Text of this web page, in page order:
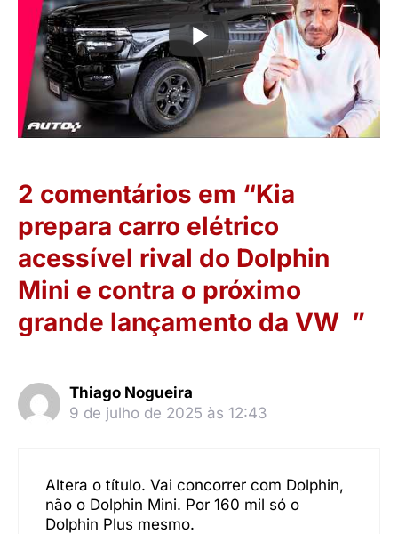
2 comentários em “Kia
prepara carro elétrico
acessível rival do Dolphin
Mini e contra o próximo
grande lançamento da VW ”
Thiago Nogueira
9 de julho de 2025 às 12:43
Altera o título. Vai concorrer com Dolphin,
não o Dolphin Mini. Por 160 mil só o
Dolphin Plus mesmo.